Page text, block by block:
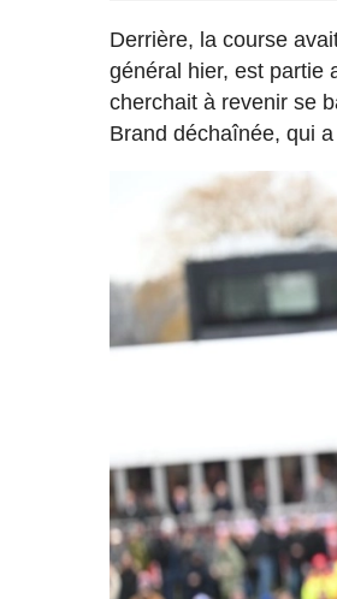
Derrière, la course
général hier, est partie
cherchait à revenir se
Brand déchaînée, qui